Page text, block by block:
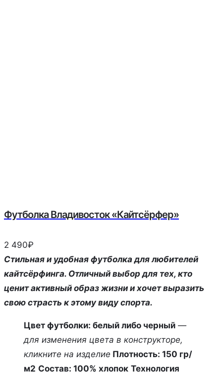
Футболка Владивосток «Кайтсёрфер»
2 490₽
Стильная и удобная футболка для любителей
кайтсёрфинга. Отличный выбор для тех, кто
ценит активный образ жизни и хочет выразить
свою страсть к этому виду спорта.
Цвет футболки: белый либо черный —
для изменения цвета в конструкторе,
кликните на изделие Плотность: 150 гр/
м2 Состав: 100% хлопок Технология